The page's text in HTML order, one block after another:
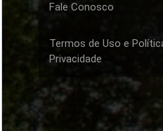
Fale Conosco
Termos de Uso e
Privacidade